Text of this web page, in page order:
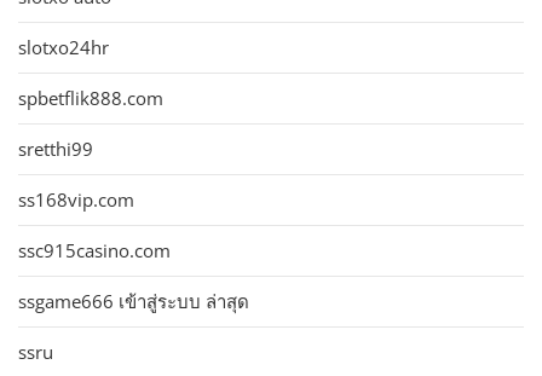
slotxo24hr
spbetflik888.com
sretthi99
ss168vip.com
ssc915casino.com
ssgame666 เข้าสู่ระบบ ล่าสุด
ssru